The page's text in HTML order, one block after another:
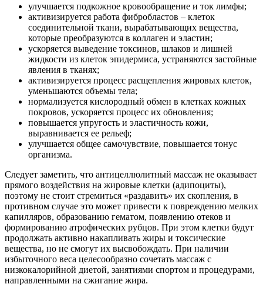
улучшается подкожное кровообращение и ток лимфы;
активизируется работа фибробластов – клеток
соединительной ткани, вырабатывающих вещества,
которые преобразуются в коллаген и эластин;
ускоряется выведение токсинов, шлаков и лишней
жидкости из клеток эпидермиса, устраняются застойные
явления в тканях;
активизируется процесс расщепления жировых клеток,
уменьшаются объемы тела;
нормализуется кислородный обмен в клетках кожных
покровов, ускоряется процесс их обновления;
повышается упругость и эластичность кожи,
выравнивается ее рельеф;
улучшается общее самочувствие, повышается тонус
организма.
Следует заметить, что антицеллюлитный массаж не оказывает
прямого воздействия на жировые клетки (адипоциты),
поэтому не стоит стремиться «раздавить» их скопления, в
противном случае это может привести к повреждению мелких
капилляров, образованию гематом, появлению отеков и
формированию атрофических рубцов. При этом клетки будут
продолжать активно накапливать жиры и токсические
вещества, но не смогут их высвобождать. При наличии
избыточного веса целесообразно сочетать массаж с
низкокалорийной диетой, занятиями спортом и процедурами,
направленными на сжигание жира.